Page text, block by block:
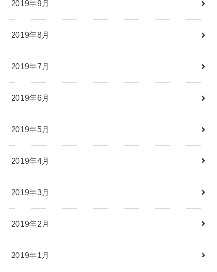
2019年9月
2019年8月
2019年7月
2019年6月
2019年5月
2019年4月
2019年3月
2019年2月
2019年1月